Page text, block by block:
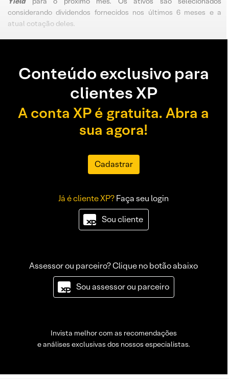
considerando dividendos fornecidos nos últimos 6 meses e a
atual cotação deles.
Conteúdo exclusivo para
clientes XP
A conta XP é gratuita. Abra a
sua agora!
Cadastrar
Já é cliente XP?Faça seu login
Sou cliente
Assessor ou parceiro? Clique no botão abaixo
Sou assessor ou parceiro
Invista melhor com as recomendações
e análises exclusivas dos nossos especialistas.